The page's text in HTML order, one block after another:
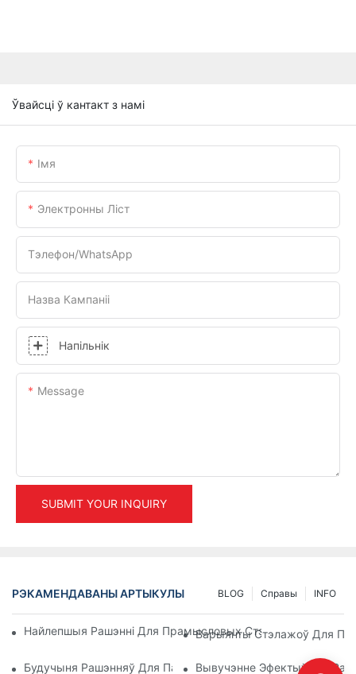
Ўвайсці ў кантакт з намі
Імя
Электронны Ліст
Тэлефон/WhatsApp
Назва Кампаніі
Напільнік
Message
SUBMIT YOUR INQUIRY
РЭКАМЕНДАВАНЫ АРТЫКУЛЫ INFO
Справы
BLOG
Найлепшыя Рашэнні Для Прамысловых Стэлажоў Для
Варыянты Стэлажоў Для
Будучыня Рашэнняў Для Палетных Стэлажоў: Тэндэнцыі І
Вывучэнне Эфектыўных